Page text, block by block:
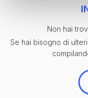
• Terminale di
Non hai
Se hai bisogno di